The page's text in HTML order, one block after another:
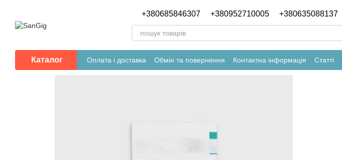
+380685846307 +380952710005 +380635088137
Каталог Оплата і доставка Обмін та повернення Контактна інформація Статті